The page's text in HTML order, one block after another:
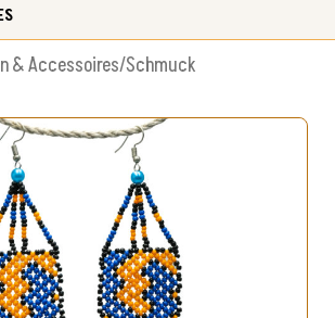
& Accessoires/Schmuck